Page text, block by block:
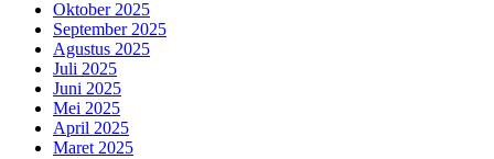
Oktober 2025
September 2025
Agustus 2025
Juli 2025
Juni 2025
Mei 2025
April 2025
Maret 2025